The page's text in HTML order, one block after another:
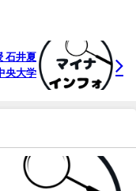
石井夏
央大学